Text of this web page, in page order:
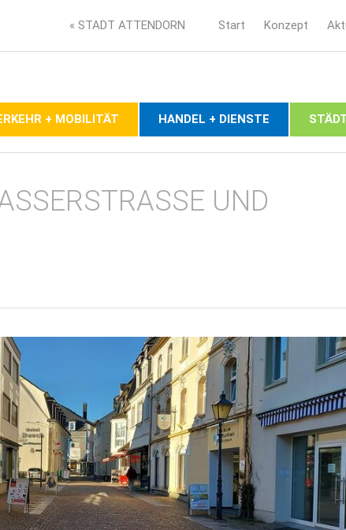
« STADT ATTENDORN Start Konzept
+ MOBILITÄT HANDEL + DIENSTE
UND S